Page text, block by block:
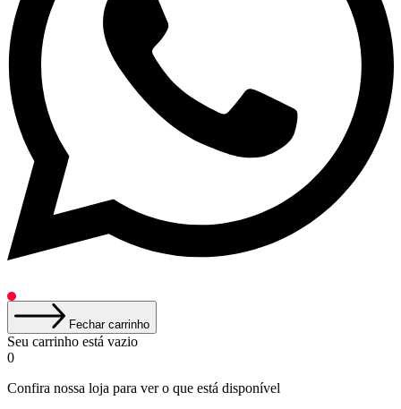
Fechar carrinho
Seu carrinho está vazio
0
Confira nossa loja para ver o que está disponível